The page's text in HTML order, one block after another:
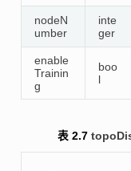
nodeN
umber
inte
ger
enable
Trainin
g
boo
l
表 2.7